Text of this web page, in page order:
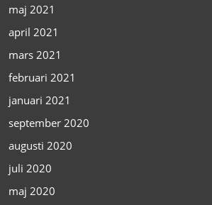
maj 2021
april 2021
mars 2021
februari 2021
januari 2021
september 2020
augusti 2020
juli 2020
maj 2020